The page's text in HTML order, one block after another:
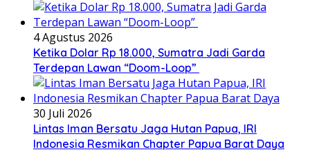
4 Agustus 2026
Ketika Dolar Rp 18.000, Sumatra Jadi Garda
Terdepan Lawan “Doom-Loop”
30 Juli 2026
Lintas Iman Bersatu Jaga Hutan Papua, IRI
Indonesia Resmikan Chapter Papua Barat Daya